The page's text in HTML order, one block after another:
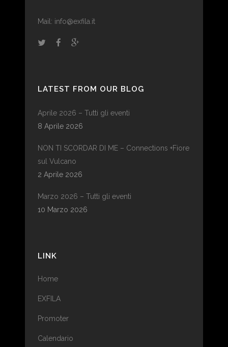
Mail: info@exfila.it
LATEST FROM OUR BLOG
Aprile 2026 – Tutti gli eventi
8 Aprile 2026
NON TI SCORDAR DI ME – Connections +Fiore
sul Vulcano
2 Aprile 2026
Marzo 2026 – Tutti gli eventi
10 Marzo 2026
LINK
Home
EXFILA
Promoter
Calendario